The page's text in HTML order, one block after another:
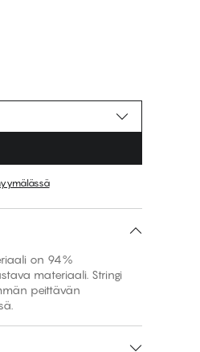
on 94%
materiaali. Stringi
peittävän